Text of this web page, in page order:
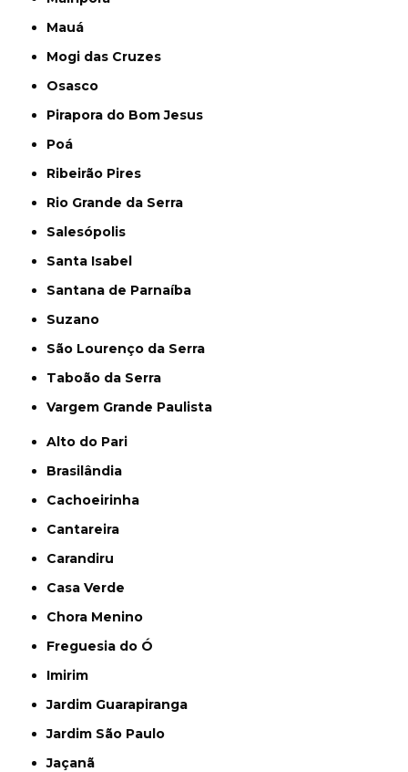
Mauá
Mogi das Cruzes
Osasco
Pirapora do Bom Jesus
Poá
Ribeirão Pires
Rio Grande da Serra
Salesópolis
Santa Isabel
Santana de Parnaíba
Suzano
São Lourenço da Serra
Taboão da Serra
Vargem Grande Paulista
Alto do Pari
Brasilândia
Cachoeirinha
Cantareira
Carandiru
Casa Verde
Chora Menino
Freguesia do Ó
Imirim
Jardim Guarapiranga
Jardim São Paulo
Jaçanã